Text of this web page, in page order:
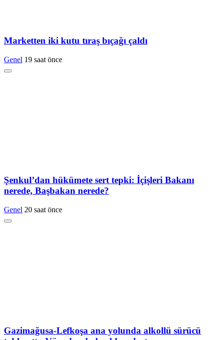
Marketten iki kutu tıraş bıçağı çaldı
Genel 19 saat önce
Şenkul’dan hükümete sert tepki: İçişleri Bakanı
nerede, Başbakan nerede?
Genel 20 saat önce
Gazimağusa-Lefkoşa ana yolunda alkollü sürücü